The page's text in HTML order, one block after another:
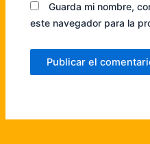
Guarda mi nombre,
este navegador para la